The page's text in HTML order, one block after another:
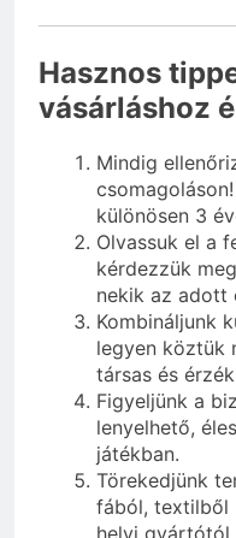
Hasznos
vásárláshoz
Mindig
különösen 3
Olvassuk el a
kérdezzük
nekik az adott
Kombináljunk
legyen köztük
társas és
Figyeljünk a
lenyelhető,
játékban.
Törekedjünk
fából, textilből
helyi gyártótól.